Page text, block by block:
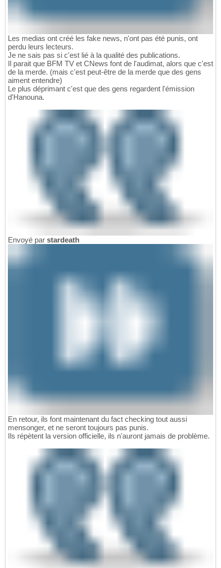
Les medias ont créé les fake news, n'ont pas été punis, ont
perdu leurs lecteurs.
Je ne sais pas si c'est lié à la qualité des publications.
Il parait que BFM TV et CNews font de l'audimat, alors que c'est
de la merde. (mais c'est peut-être de la merde que des gens
aiment entendre)
Le plus déprimant c'est que des gens regardent l'émission
d'Hanouna.
Envoyé par stardeath
En retour, ils font maintenant du fact checking tout aussi
mensonger, et ne seront toujours pas punis.
Ils répètent la version officielle, ils n'auront jamais de problème.